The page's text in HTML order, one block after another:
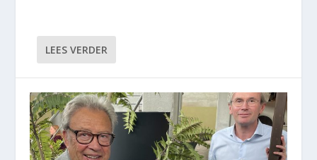
LEES VERDER